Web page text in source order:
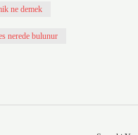
ne demek
nerede bulunur